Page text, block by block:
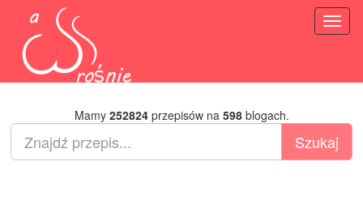
Mamy 252824przepisów na 598blogach.